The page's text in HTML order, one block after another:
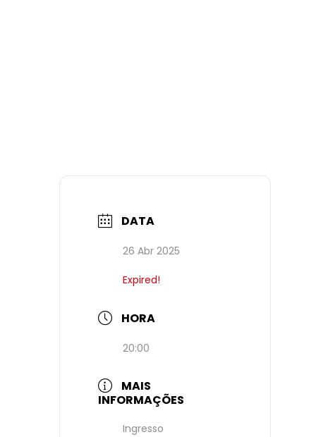
DATA
26 Abr 2025
Expired!
HORA
20:00
MAIS
INFORMAÇÕES
Ingresso